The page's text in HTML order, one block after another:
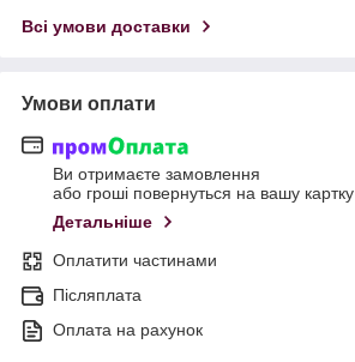
Всі умови доставки
Умови оплати
Ви отримаєте замовлення
або гроші повернуться на вашу картку
Детальніше
Оплатити частинами
Післяплата
Оплата на рахунок